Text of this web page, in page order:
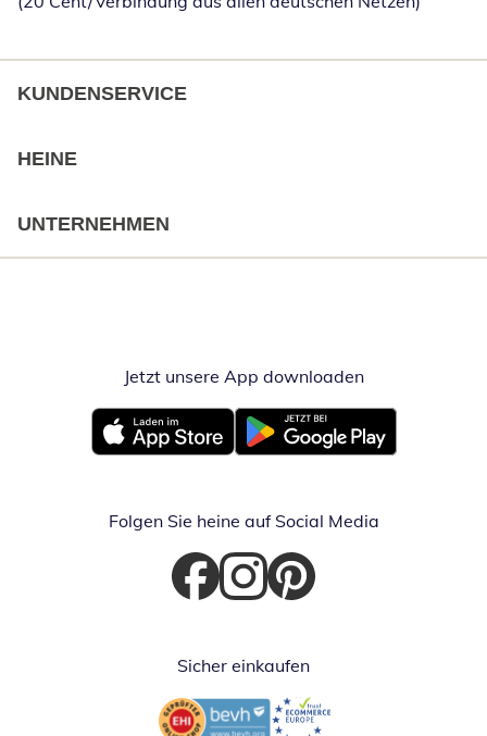
KUNDENSERVICE
HEINE
UNTERNEHMEN
Jetzt unsere App downloadenÖffnet in
Öffnet in neuem FensterÖffnet in neuem Fenster
Folgen Sie heine auf Social Media
Öffnet in neuem Fenster
Öffnet in neuem Fenster
Öffnet in neuem Fenster
Sicher einkaufen